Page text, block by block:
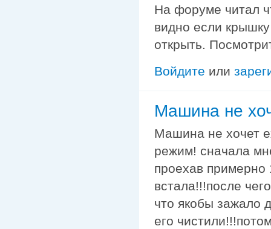
На форуме читал
видно если
открыть.
Войдите или
Машина не
Машина не хочет
режим! сначала
проехав примерно
встала!!!после
что якобы зажало
его